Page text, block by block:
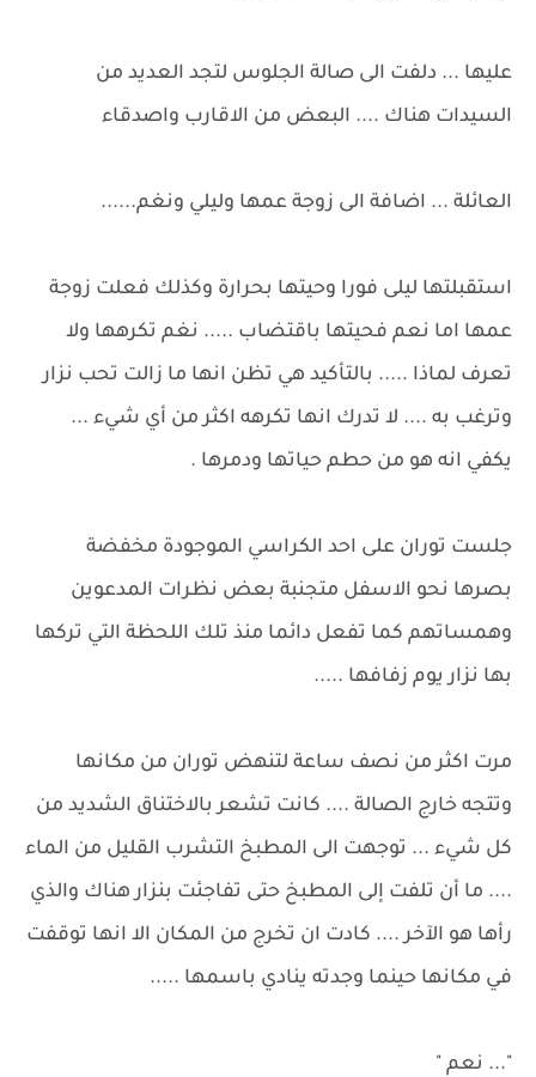
عليها ... دلفت الى صالة الجلوس لتجد العديد من
السيدات هناك .... البعض من الاقارب واصدقاء
العائلة ... اضافة الى زوجة عمها وليلي ونغم......
استقبلتها ليلى فورا وحيتها بحرارة وكذلك فعلت زوجة
عمها اما نعم فحيتها باقتضاب ..... نغم تكرهها ولا
تعرف لماذا ..... بالتأكيد هي تظن انها ما زالت تحب نزار
وترغب به .... لا تدرك انها تكرهه اكثر من أي شيء ...
يكفي انه هو من حطم حياتها ودمرها .
جلست توران على احد الكراسي الموجودة مخفضة
بصرها نحو الاسفل متجنبة بعض نظرات المدعوين
وهمساتهم كما تفعل دائما منذ تلك اللحظة التي تركها
بها نزار يوم زفافها .....
مرت اكثر من نصف ساعة لتنهض توران من مكانها
وتتجه خارج الصالة .... كانت تشعر بالاختناق الشديد من
كل شيء ... توجهت الى المطبخ التشرب القليل من الماء
.... ما أن تلفت إلى المطبخ حتى تفاجئت بنزار هناك والذي
رأها هو الآخر .... كادت ان تخرج من المكان الا انها توقفت
في مكانها حينما وجدته ينادي باسمها .....
"... نعم "